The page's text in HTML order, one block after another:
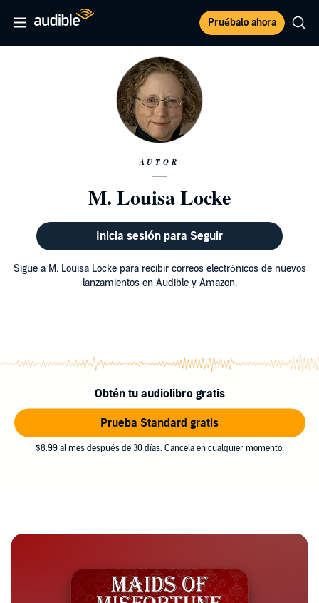
Pruébalo ahora
AUTOR
M. Louisa Locke
Inicia sesión para Seguir
Sigue a M. Louisa Locke para recibir correos electrónicos de nuevos
lanzamientos en Audible y Amazon.
Obtén tu audiolibro gratis
Prueba Standard gratis
$8.99 al mes después de 30 días. Cancela en cualquier momento.